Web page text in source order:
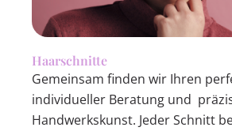
Haarschnitte
Gemeinsam finden wir Ihren
individueller Beratung und
Handwerkskunst. Jeder Schnitt